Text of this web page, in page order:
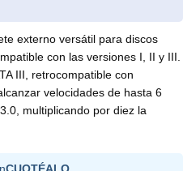
externo versátil para discos
con las versiones I, II y III.
III, retrocompatible con
velocidades de hasta 6
multiplicando por diez la